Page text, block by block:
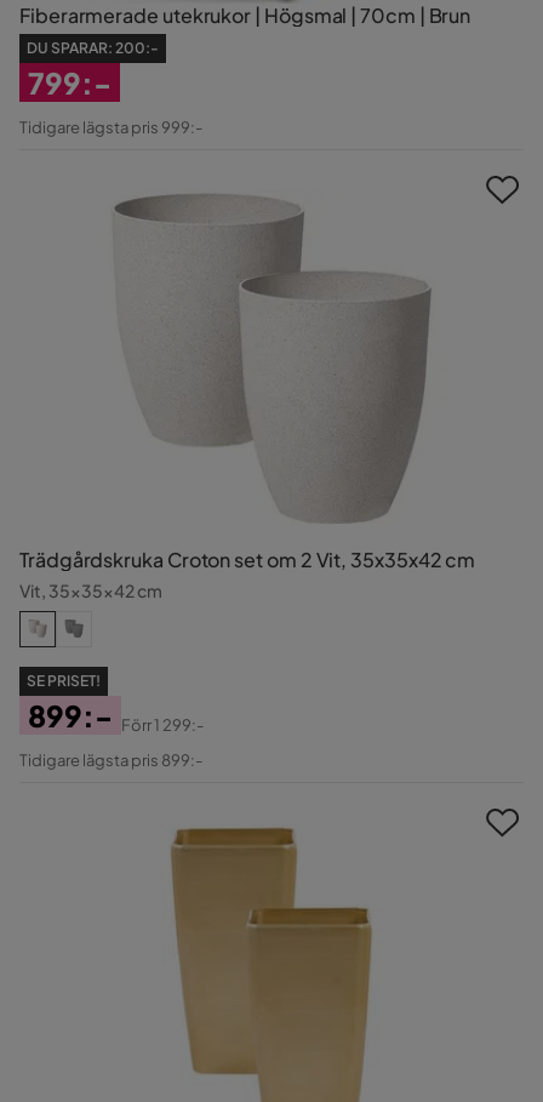
Fiberarmerade utekrukor | Högsmal | 70cm | Brun
DU SPARAR: 200:-
Rabatterat
799:-
Tidigare lägsta pris 999:-
Trädgårdskruka Croton set om 2 Vit, 35x35x42 cm
Vit, 35x35x42 cm
SE PRISET!
Pris
899:-
Original
Förr1 299:-
Tidigare lägsta pris 899:-